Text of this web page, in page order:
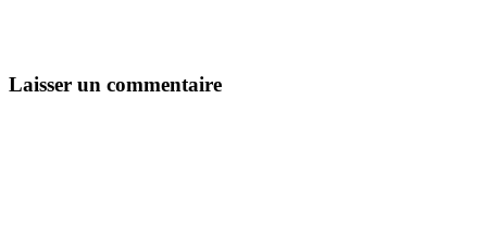
Laisser un commentaire